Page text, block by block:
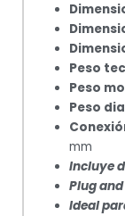
Peso
Peso
Peso
mm
Incluye
Plug
Ideal